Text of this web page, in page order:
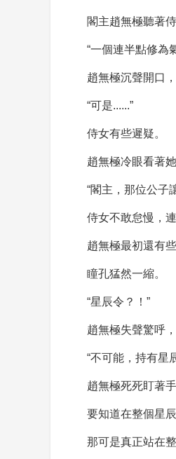
閣主趙無極聽著
“一個連半點修為
趙無極沉聲開口
“可是......”
侍女有些遲疑。
趙無極冷眼看著
“閣主，那位公子
侍女不敢怠慢，
趙無極最初還有
瞳孔猛然一縮。
“星辰令？！”
趙無極失聲驚呼
“不可能，持有星
趙無極死死盯著
要知道在整個星
那可是真正站在